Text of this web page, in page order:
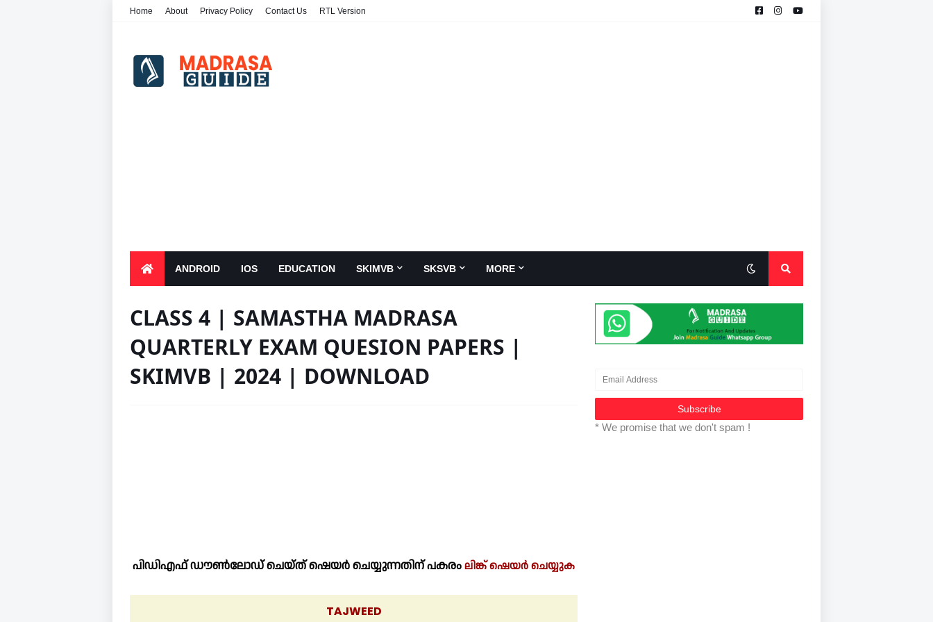
Home About Privacy Policy Contact Us RTL Version
ANDROID IOS EDUCATION SKIMVB SKSVB MORE
CLASS 4 | SAMASTHA MADRASA
QUARTERLY EXAM QUESION PAPERS |
SKIMVB | 2024 | DOWNLOAD
പിഡിഎഫ് ഡൗൺലോഡ് ചെയ്ത് ഷെയർ ചെയ്യുന്നതിന് പകരംലിങ്ക് ഷെയർ ചെയ്യുക
TAJWEED
* We promise that we don't spam !